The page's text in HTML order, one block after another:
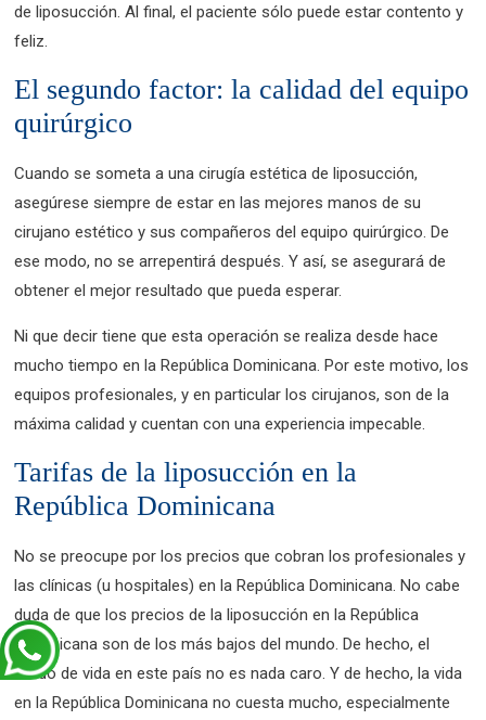
de liposucción. Al final, el paciente sólo puede estar contento y
feliz.
El segundo factor: la calidad del equipo
quirúrgico
Cuando se someta a una cirugía estética de liposucción,
asegúrese siempre de estar en las mejores manos de su
cirujano estético y sus compañeros del equipo quirúrgico. De
ese modo, no se arrepentirá después. Y así, se asegurará de
obtener el mejor resultado que pueda esperar.
Ni que decir tiene que esta operación se realiza desde hace
mucho tiempo en la República Dominicana. Por este motivo, los
equipos profesionales, y en particular los cirujanos, son de la
máxima calidad y cuentan con una experiencia impecable.
Tarifas de la liposucción en la
República Dominicana
No se preocupe por los precios que cobran los profesionales y
las clínicas (u hospitales) en la República Dominicana. No cabe
duda de que los precios de la liposucción en la República
Dominicana son de los más bajos del mundo. De hecho, el
modo de vida en este país no es nada caro. Y de hecho, la vida
en la República Dominicana no cuesta mucho, especialmente